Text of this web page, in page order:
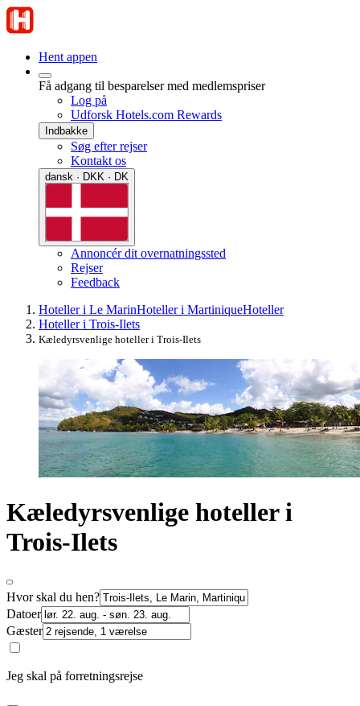
Hent appen
Få adgang til besparelser med medlemspriser
Log på
Udforsk Hotels.com Rewards
Indbakke
Søg efter rejser
Kontakt os
dansk · DKK · DK
Annoncér dit overnatningssted
Rejser
Feedback
Hoteller i Le MarinHoteller i MartiniqueHoteller
Hoteller i Trois-Ilets
Kæledyrsvenlige hoteller i Trois-Ilets
Kæledyrsvenlige hoteller i
Trois-Ilets
Hvor skal du hen?
Datoer
Gæster
Jeg skal på forretningsrejse